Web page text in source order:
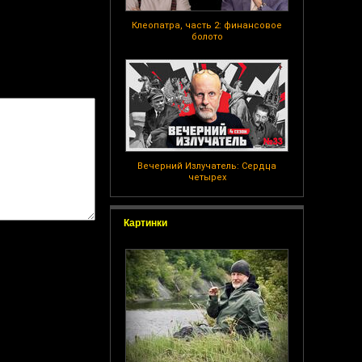
Клеопатра, часть 2: финансовое
болото
Вечерний Излучатель: Сердца
четырех
Картинки